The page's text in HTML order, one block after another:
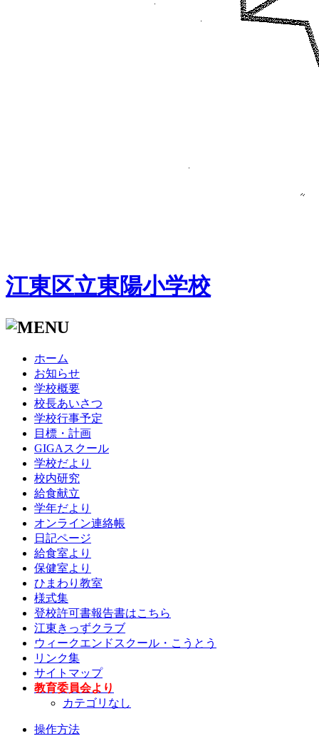
江東区立東陽小学校
ホーム
お知らせ
学校概要
校長あいさつ
学校行事予定
目標・計画
GIGAスクール
学校だより
校内研究
給食献立
学年だより
オンライン連絡帳
日記ページ
給食室より
保健室より
ひまわり教室
様式集
登校許可書報告書はこちら
江東きっずクラブ
ウィークエンドスクール・こうとう
リンク集
サイトマップ
教育委員会より
カテゴリなし
操作方法